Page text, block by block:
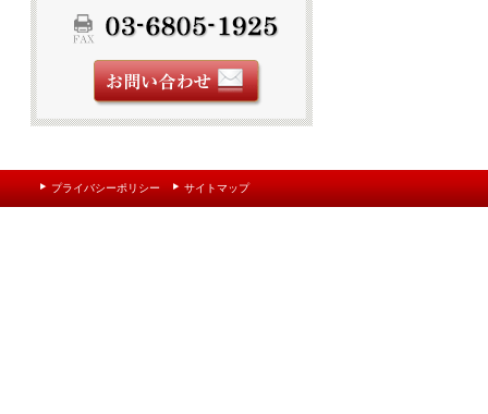
プライバシーポリシー サイトマップ